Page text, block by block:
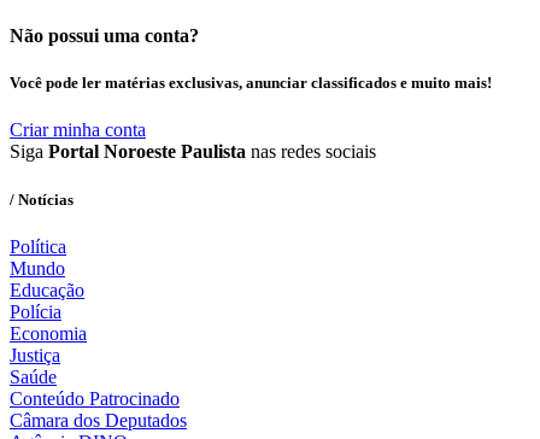
Não possui uma conta?
Você pode ler matérias exclusivas, anunciar classificados e muito mais!
Criar minha conta
Siga Portal Noroeste Paulista nas redes sociais
/ Notícias
Política
Mundo
Educação
Polícia
Economia
Justiça
Saúde
Conteúdo Patrocinado
Câmara dos Deputados